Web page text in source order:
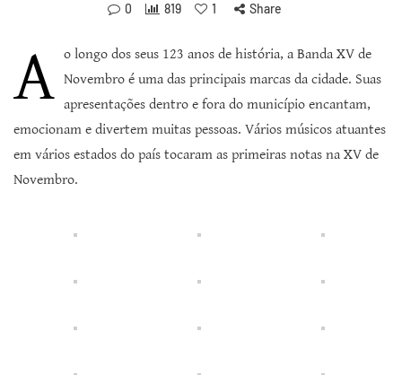
0
819 1 Share
A o longo dos seus 123 anos de história, a Banda XV de
Novembro é uma das principais marcas da cidade. Suas
apresentações dentro e fora do município encantam,
emocionam e divertem muitas pessoas. Vários músicos atuantes
em vários estados do país tocaram as primeiras notas na XV de
Novembro.